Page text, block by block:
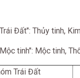
Đất": Thủy tinh,
tinh": Mộc tinh,
Trái Đất